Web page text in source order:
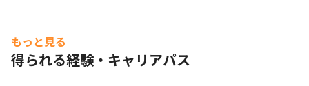
もっと見る
得られる経験・キャリアパス